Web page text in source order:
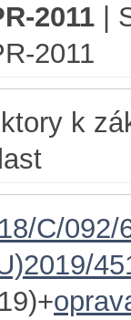
2011 |
2011
k
C/092/